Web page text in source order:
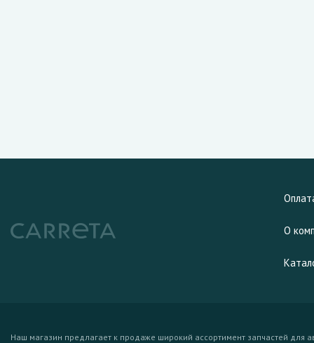
О
Наш магазин предлагает к продаже широкий ассортимент запчастей для